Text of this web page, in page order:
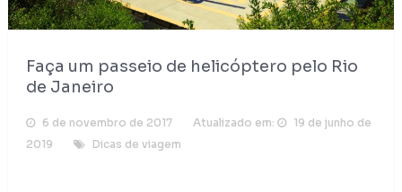
Faça um passeio de helicóptero pelo Rio
de Janeiro
6 de novembro de 2017 Atualizado em:
19 de junho de
2019
Dicas de viagem